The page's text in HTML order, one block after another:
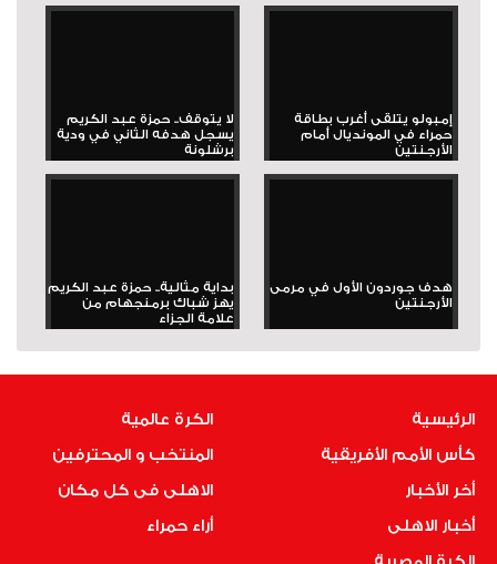
إمبولو يتلقى أغرب بطاقة
حمراء في المونديال أمام
الأرجنتين
لا يتوقف.. حمزة عبد الكريم
يسجل هدفه الثاني في ودية
برشلونة
هدف جوردون الأول في مرمى
الأرجنتين
بداية مثالية.. حمزة عبد الكريم
يهز شباك برمنجهام من
علامة الجزاء
الرئيسية
كأس الأمم الأفريقية
أخر الأخبار
أخبار الاهلى
الكرة عالمية
المنتخب و المحترفين
الاهلى فى كل مكان
أراء حمراء